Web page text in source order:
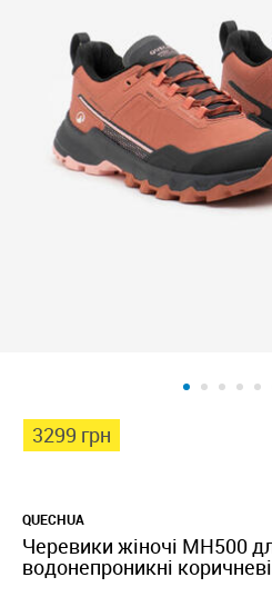
3299 грн
QUECHUA
Черевики жіночі MH500 для гірського туризму
водонепроникні коричневі